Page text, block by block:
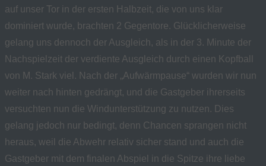
auf unser Tor in der ersten Halbzeit, die von uns klar
dominiert wurde, brachten 2 Gegentore. Glücklicherweise
gelang uns dennoch der Ausgleich, als in der 3. Minute der
Nachspielzeit der verdiente Ausgleich durch einen Kopfball
von M. Stark viel. Nach der „Aufwärmpause“ wurden wir nun
weiter nach hinten gedrängt, und die Gastgeber ihrerseits
versuchten nun die Windunterstützung zu nutzen. Dies
gelang jedoch nur bedingt, denn Chancen sprangen nicht
heraus, weil die Abwehr relativ sicher stand und auch die
Gastgeber mit dem finalen Abspiel in die Spitze ihre liebe